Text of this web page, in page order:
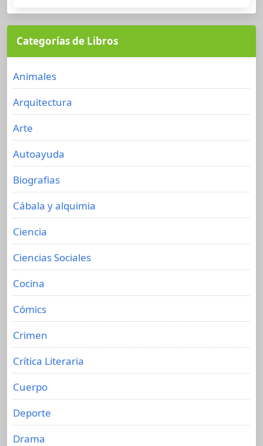
Categorías de Libros
Animales
Arquitectura
Arte
Autoayuda
Biografias
Cábala y alquimia
Ciencia
Ciencias Sociales
Cocina
Cómics
Crimen
Crítica Literaria
Cuerpo
Deporte
Drama